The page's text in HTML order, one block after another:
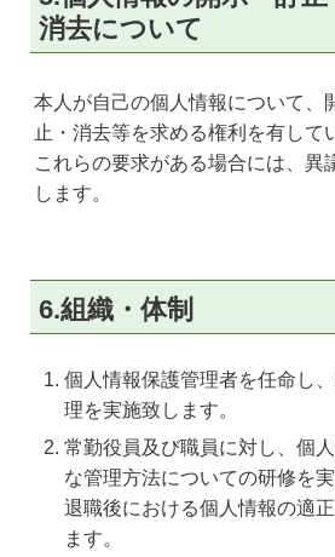
消去について
本人が自己の個人情報について、
止・消去等を求める権利を有して
これらの要求がある場合には、異
します。
6.組織・体制
個人情報保護管理者を任命し
理を実施致します。
常勤役員及び職員に対し、個
な管理方法についての研修を
退職後における個人情報の適
ます。